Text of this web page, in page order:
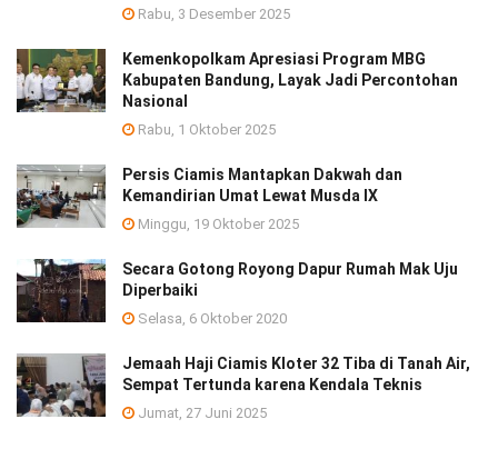
Rabu, 3 Desember 2025
Kemenkopolkam Apresiasi Program MBG
Kabupaten Bandung, Layak Jadi Percontohan
Nasional
Rabu, 1 Oktober 2025
Persis Ciamis Mantapkan Dakwah dan
Kemandirian Umat Lewat Musda IX
Minggu, 19 Oktober 2025
Secara Gotong Royong Dapur Rumah Mak Uju
Diperbaiki
Selasa, 6 Oktober 2020
Jemaah Haji Ciamis Kloter 32 Tiba di Tanah Air,
Sempat Tertunda karena Kendala Teknis
Jumat, 27 Juni 2025